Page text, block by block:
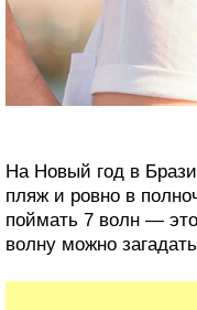
На Новый год в
пляж и ровно в
поймать 7 волн —
волну можно